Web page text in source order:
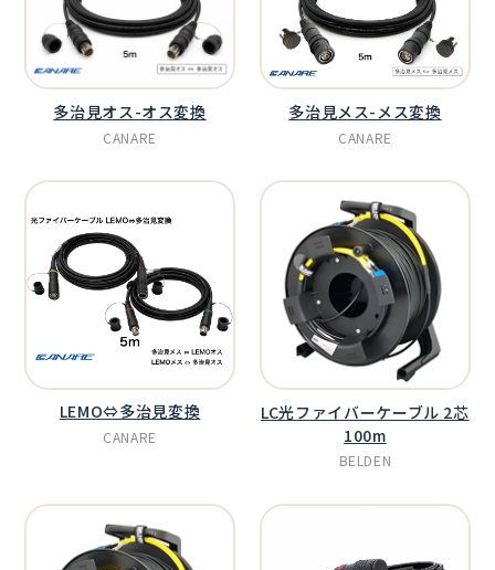
多治見オス-オス変換
CANARE
多治見メス-メス変換
CANARE
LEMO⇔多治見変換
CANARE
LC光ファイバーケーブル 2芯
100m
BELDEN